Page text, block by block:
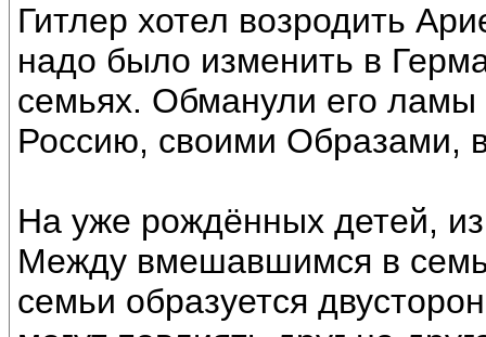
Гитлер хотел возродить
надо было изменить в
семьях. Обманули его ламы
Россию, своими Образами,
На уже рождённых детей,
Между вмешавшимся в
семьи образуется